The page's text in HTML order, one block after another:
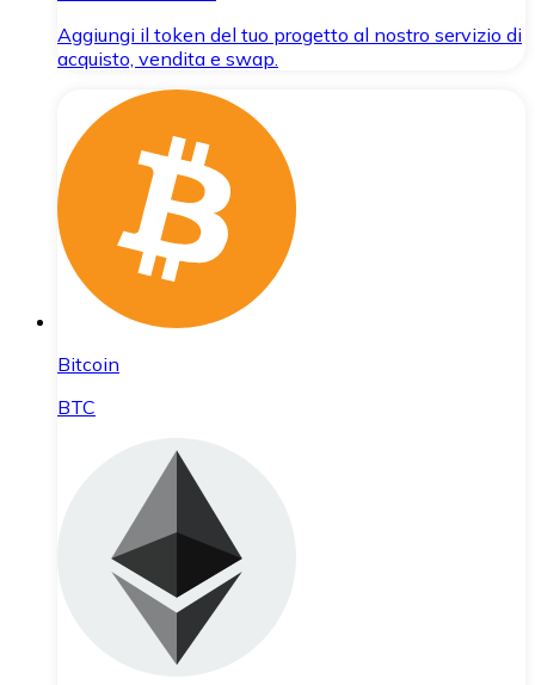
Aggiungi il token del tuo progetto al nostro servizio di
acquisto, vendita e swap.
Bitcoin
BTC